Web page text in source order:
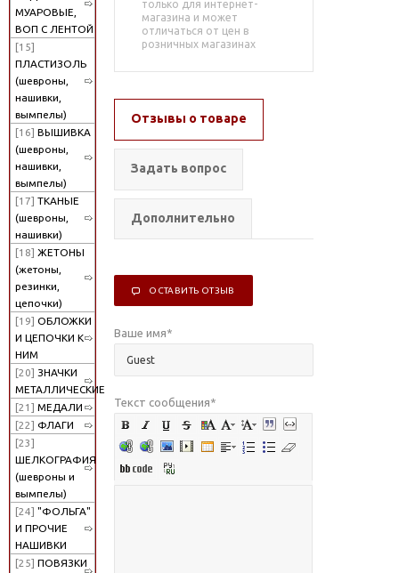
МУАРОВЫЕ,
ВОП С ЛЕНТОЙ
[15]
ПЛАСТИЗОЛЬ
(шевроны,
нашивки,
вымпелы)
[16] ВЫШИВКА
(шевроны,
нашивки,
вымпелы)
[17] ТКАНЫЕ
(шевроны,
нашивки)
[18] ЖЕТОНЫ
(жетоны,
резинки,
цепочки)
[19] ОБЛОЖКИ
И ЦЕПОЧКИ К
НИМ
[20] ЗНАЧКИ
МЕТАЛЛИЧЕСКИЕ
[21] МЕДАЛИ
[22] ФЛАГИ
[23]
ШЕЛКОГРАФИЯ
(шевроны и
вымпелы)
[24] "ФОЛЬГА"
И ПРОЧИЕ
НАШИВКИ
[25] ПОВЯЗКИ
только для интернет-
магазина и может
отличаться от цен в
розничных магазинах
Отзывы о товаре
Задать вопрос
Дополнительно
ОСТАВИТЬ ОТЗЫВ
Ваше имя*
Текст сообщения*